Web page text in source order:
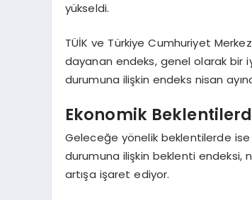
yükseldi.
TÜİK ve Türkiye Cumhuriyet
dayanan endeks, genel olarak bir
durumuna ilişkin endeks nisan
Ekonomik
Geleceğe yönelik beklentilerde
durumuna ilişkin beklenti endeksi,
artışa işaret ediyor.